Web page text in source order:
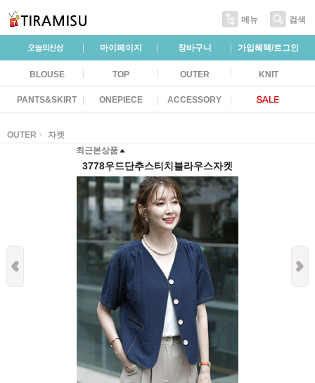
메뉴 검색
마이페이지 장바구니 가입혜택/로그인
BLOUSE TOP OUTER KNIT
PANTS&SKIRT ONEPIECE ACCESSORY
OUTER
자켓
최근본상품
3778우드단추스티치블라우스자켓